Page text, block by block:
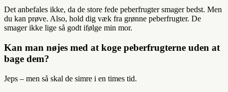
Det anbefales ikke, da de store fede peberfrugter smager bedst. Men
du kan prøve. Also, hold dig væk fra grønne peberfrugter. De
smager ikke lige så godt ifølge min mor.
Kan man nøjes med at koge peberfrugterne uden at
bage dem?
Jeps – men så skal de simre i en times tid.